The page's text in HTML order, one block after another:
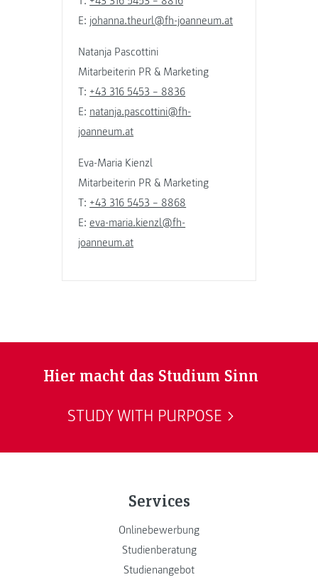
E: johanna.theurl@fh-joanneum.at
Natanja Pascottini
Mitarbeiterin PR & Marketing
T: +43 316 5453 – 8836
E: natanja.pascottini@fh-
joanneum.at
Eva-Maria Kienzl
Mitarbeiterin PR & Marketing
T: +43 316 5453 – 8868
E:eva-maria.kienzl@fh-
joanneum.at
Hier macht das Studium Sinn
STUDY WITH PURPOSE
Services
Onlinebewerbung
Studienberatung
Studienangebot